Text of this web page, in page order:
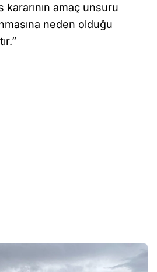
amaç unsuru
neden olduğu